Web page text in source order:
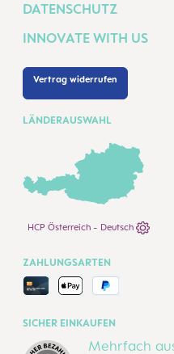
DATENSCHUTZ
INNOVATE WITH US
Vertrag widerrufen
LÄNDERAUSWAHL
HCP Österreich - Deutsch
SICHER EINKAUFEN
Mehrfach
ZAHLUNGSARTEN